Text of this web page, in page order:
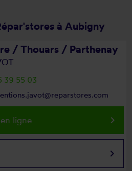
à Aubigny
/ Thouars / Parthenay
39 55 03
ligne keyboard_arrow_right
keyboard_arrow_right